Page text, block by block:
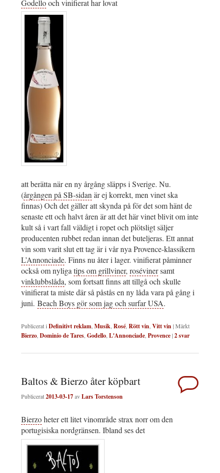
Godellooch vinifierat har lovat
att berätta när en ny årgång släpps i Sverige. Nu.
(årgången på SB-sidan är ej korrekt, men vinet ska
finnas) Och det gäller att skynda på för det som hänt de
senaste ett och halvt åren är att det här vinet blivit om inte
kult så i vart fall väldigt i ropet och plötsligt säljer
producenten rubbet redan innan det buteljeras. Ett annat
vin som varit slut ett tag är i vår nya Provence-klassikern
L’Annonciade. Finns nu åter i lager. vinifierat påminner
också om nyliga tips om grillviner, rosévinersamt
vinklubbslåda, som fortsatt finns att tillgå och skulle
vinifierat ta miste där så påstås en ny låda vara på gång i
juni. Beach Boys gör som jag och surfar USA.
Publicerat i Definitivt reklam Musik Rosé Rött vin Vitt vin|Märkt
Bierzo Dominio de Tares Godello L'Annonciade Provence|2svar
Baltos & Bierzo åter köpbart
Publicerat2013-03-17avLars Torstenson
Bierzoheter ett litet vinområde strax norr om den
portugisiska nordgränsen. Ibland ses det